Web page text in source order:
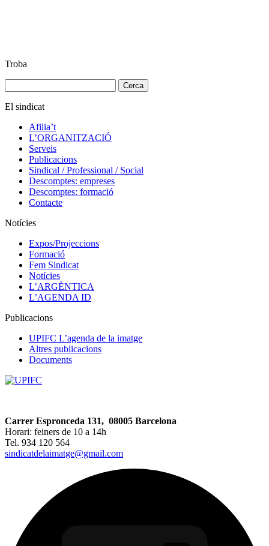
Troba
El sindicat
Afilia’t
L’ORGANITZACIÓ
Serveis
Publicacions
Sindical / Professional / Social
Descomptes: empreses
Descomptes: formació
Contacte
Notícies
Expos/Projeccions
Formació
Fem Sindicat
Notícies
L’ARGÈNTICA
L’AGENDA ID
Publicacions
UPIFC L’agenda de la imatge
Altres publicacions
Documents
Carrer Espronceda 131, 08005 Barcelona
Horari: feiners de 10 a 14h
Tel. 934 120 564
sindicatdelaimatge@gmail.com